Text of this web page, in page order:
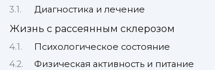
Диагностика и лечение
Жизнь с рассеянным склерозом
Психологическое состояние
Физическая активность и питание